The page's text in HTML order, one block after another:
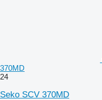
370MD
24
Seko SCV 370MD